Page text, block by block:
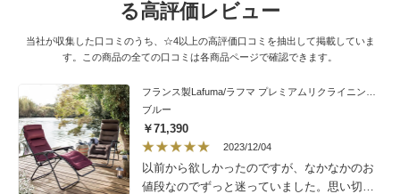
る高評価レビュー
当社が収集した口コミのうち、☆4以上の高評価口コミを抽出して掲載していま
す。この商品の全ての口コミは各商品ページで確認できます。
フランス製Lafuma/ラフマ プレミアムリクライニングチェア
ブルー
￥71,390
2023/12/04
以前から欲しかったのですが、なかなかのお
値段なのでずっと迷っていました。思い切っ